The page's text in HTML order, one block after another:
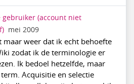
gebruiker (account niet
mei 2009
weer dat ik echt behoefte
zodat ik de terminologie er
Ik bedoel hetzelfde, maar
Acquisitie en selectie